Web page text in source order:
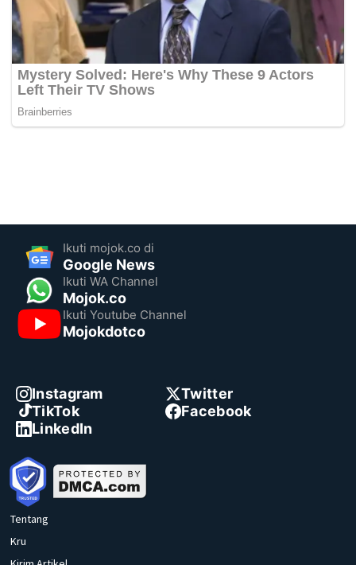
Ikuti mojok.co di
Google News
Ikuti WA Channel
Mojok.co
Ikuti Youtube Channel
Mojokdotco
Instagram
Twitter
TikTok
Facebook
LinkedIn
Tentang
Kru